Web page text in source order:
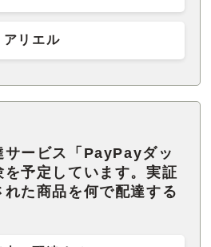
アリエル
サービス「PayPayダッ
を予定しています。実証
た商品を何で配達する